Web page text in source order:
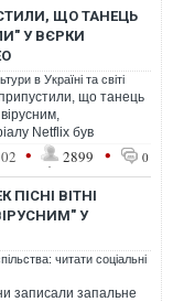
ЩО ТАНЕЦЬ
У ВЄРКИ
в Україні та світі
що танець
Netflix був
Вєркою
• 2899 • 0
ПІСНІ ВІТНІ
У
читати соціальні
записали запальне